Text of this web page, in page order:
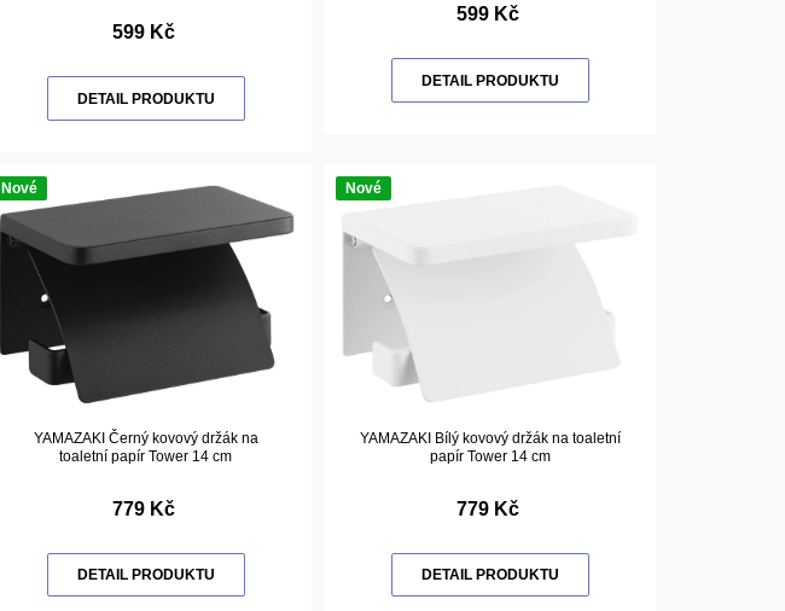
599 Kč
DETAIL PRODUKTU
599 Kč
DETAIL PRODUKTU
Nové
YAMAZAKI Černý kovový držák na
toaletní papír Tower 14 cm
779 Kč
DETAIL PRODUKTU
Nové
YAMAZAKI Bílý kovový držák na toaletní
papír Tower 14 cm
779 Kč
DETAIL PRODUKTU